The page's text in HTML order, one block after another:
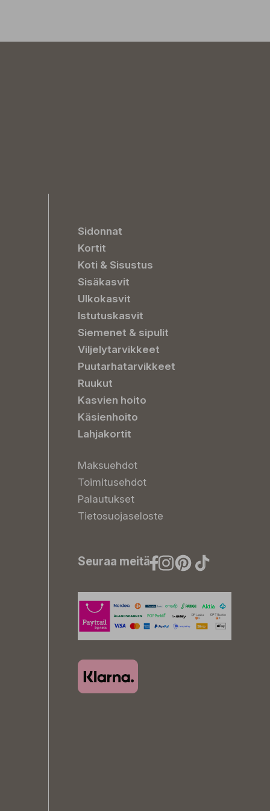
Sidonnat
Kortit
Koti & Sisustus
Sisäkasvit
Ulkokasvit
Istutuskasvit
Siemenet & sipulit
Viljelytarvikkeet
Puutarhatarvikkeet
Ruukut
Kasvien hoito
Käsienhoito
Lahjakortit
Maksuehdot
Toimitusehdot
Palautukset
Tietosuojaseloste
Seuraa meitä